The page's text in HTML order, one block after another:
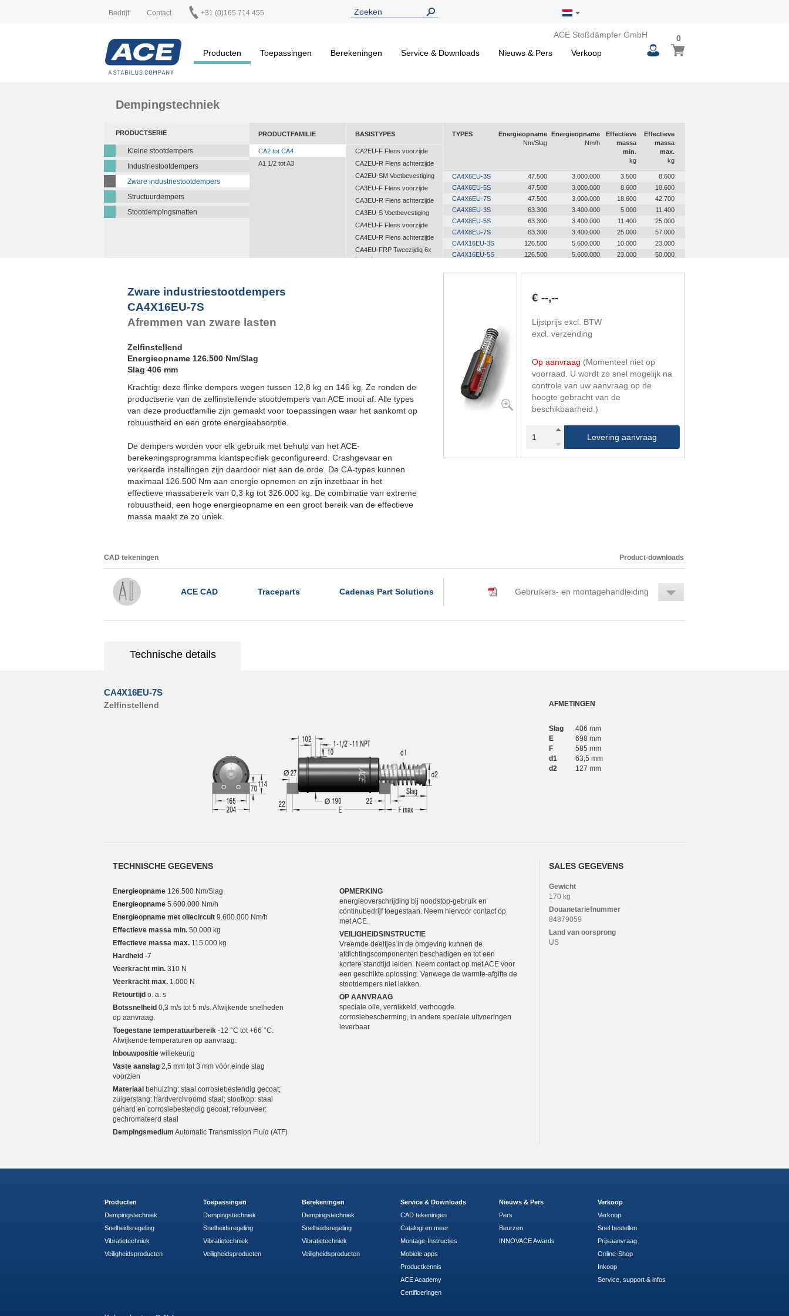
Bedrijf Contact +31 (0)165 714 455
ACE Stoßdämpfer GmbH
Producten
Toepassingen Berekeningen Service & Downloads Nieuws & Pers Verkoop
Winkelwagen
00
items
Dempingstechniek
PRODUCTSERIE
Kleine stootdempers
Industriestootdempers
Zware industriestootdempers
Structuurdempers
Stootdempingsmatten
PRODUCTFAMILIE
CA2 tot CA4
A1 1/2 tot A3
BASISTYPES
CA2EU-F Flens voorzijde
CA2EU-R Flens achterzijde
CA2EU-SM Voetbevestiging
CA3EU-F Flens voorzijde
CA3EU-R Flens achterzijde
CA3EU-S Voetbevestiging
CA4EU-F Flens voorzijde
CA4EU-R Flens achterzijde
CA4EU-FRP Tweezijdig 6x
tapgat
TYPES
Energieopname
Nm/Slag
Energieopname
Nm/h
Effectieve
massa
min.
kg
Effectieve
massa
max.
kg
CA4X6EU-3S 47.500 3.000.000 3.500
8.600
CA4X6EU-5S
47.500 3.000.000 8.600
18.600
CA4X6EU-7S
47.500 3.000.000 18.600
42.700
CA4X8EU-3S
63.300 3.400.000 5.000
11.400
CA4X8EU-5S
63.300 3.400.000 11.400
25.000
CA4X8EU-7S
63.300 3.400.000 25.000
57.000
CA4X16EU-3S
126.500 5.600.000 10.000
23.000
CA4X16EU-5S
126.500 5.600.000 23.000
50.000
Zware industriestootdempers
CA4X16EU-7S
Afremmen van zware lasten
Zelfinstellend
Energieopname 126.500 Nm/Slag
Slag 406 mm
Krachtig: deze flinke dempers wegen tussen 12,8 kg en 146 kg. Ze ronden de
productserie van de zelfinstellende stootdempers van ACE mooi af. Alle types
van deze productfamilie zijn gemaakt voor toepassingen waar het aankomt op
robuustheid en een grote energieabsorptie.
De dempers worden voor elk gebruik met behulp van het ACE-
berekeningsprogramma klantspecifiek geconfigureerd. Crashgevaar en
verkeerde instellingen zijn daardoor niet aan de orde. De CA-types kunnen
maximaal 126.500 Nm aan energie opnemen en zijn inzetbaar in het
effectieve massabereik van 0,3 kg tot 326.000 kg. De combinatie van extreme
robuustheid, een hoge energieopname en een groot bereik van de effectieve
massa maakt ze zo uniek.
€ --,--
Lijstprijs excl. BTW
excl. verzending
Op aanvraag (Momenteel niet op
voorraad. U wordt zo snel mogelijk na
controle van uw aanvraag op de
hoogte gebracht van de
beschikbaarheid.)
Levering aanvraag
CAD tekeningen Product-downloads
ACE CAD Traceparts Cadenas Part Solutions Gebruikers- en montagehandleiding
Technische details
CA4X16EU-7S
Zelfinstellend AFMETINGEN
Slag
406 mm
E
698 mm
F
585 mm
d1
63,5 mm
d2
127 mm
TECHNISCHE GEGEVENS
Energieopname 126.500 Nm/Slag
Energieopname 5.600.000 Nm/h
Energieopname met oliecircuit 9.600.000 Nm/h
Effectieve massa min. 50.000 kg
Effectieve massa max. 115.000 kg
Hardheid -7
Veerkracht min. 310 N
Veerkracht max. 1.000 N
Retourtijd o. a. s
Botssnelheid 0,3 m/s tot 5 m/s. Afwijkende snelheden
op aanvraag.
Toegestane temperatuurbereik -12 °C tot +66 °C.
Afwijkende temperaturen op aanvraag.
Inbouwpositie willekeurig
Vaste aanslag 2,5 mm tot 3 mm vóór einde slag
voorzien
Materiaal behuizing: staal corrosiebestendig gecoat;
zuigerstang: hardverchroomd staal; stootkop: staal
gehard en corrosiebestendig gecoat; retourveer:
gechromateerd staal
Dempingsmedium Automatic Transmission Fluid (ATF)
OPMERKING
energieoverschrijding bij noodstop-gebruik en
continubedrijf toegestaan. Neem hiervoor contact op
met ACE.
VEILIGHEIDSINSTRUCTIE
Vreemde deeltjes in de omgeving kunnen de
afdichtingscomponenten beschadigen en tot een
kortere standtijd leiden. Neem contact op met ACE voor
een geschikte oplossing. Vanwege de warmte-afgifte de
stootdempers niet lakken.
OP AANVRAAG
speciale olie, vernikkeld, verhoogde
corrosiebescherming, in andere speciale uitvoeringen
leverbaar
SALES GEGEVENS
Gewicht
170 kg
Douanetariefnummer
84879059
Land van oorsprong
US
Producten
Dempingstechniek
Snelheidsregeling
Vibratietechniek
Veiligheidsproducten
Toepassingen
Dempingstechniek
Snelheidsregeling
Vibratietechniek
Veiligheidsproducten
Berekeningen
Dempingstechniek
Snelheidsregeling
Vibratietechniek
Veiligheidsproducten
Service & Downloads
CAD tekeningen
Catalogi en meer
Montage-Instructies
Mobiele apps
Productkennis
ACE Academy
Certificeringen
Nieuws & Pers
Pers
Beurzen
INNOVACE Awards
Verkoop
Verkoop
Snel bestellen
Prijsaanvraag
Online-Shop
Inkoop
Service, support & infos